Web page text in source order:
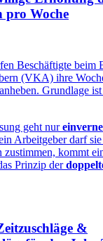
pro Woche
Beschäftigte beim
(VKA) ihre
Grundlage
geht nur
Arbeitgeber darf
zustimmen, kommt
Prinzip der
&